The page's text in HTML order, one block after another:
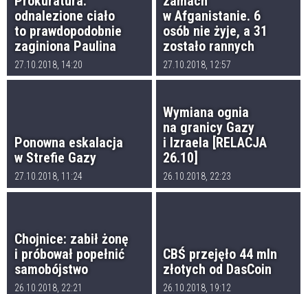
odnalezione ciało
to prawdopodobnie
zaginiona Paulina
27.10.2018, 14:20
w Afganistanie. 6
osób nie żyje, a 31
zostało rannych
27.10.2018, 12:57
Ponowna eskalacja
w Strefie Gazy
27.10.2018, 11:24
Wymiana ognia
na granicy Gazy
i Izraela [RELACJA
26.10]
26.10.2018, 22:23
Chojnice: zabił żonę
i próbował popełnić
samobójstwo
26.10.2018, 22:21
CBŚ przejęło 44 mln
złotych od DasCoin
26.10.2018, 19:12